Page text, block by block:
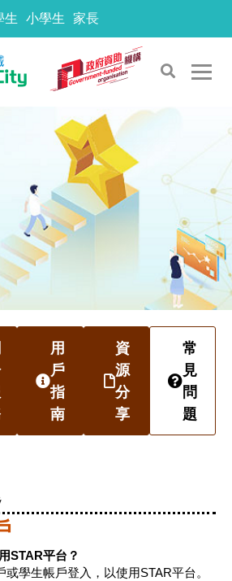
生 小學生 家長
用
戶
指
南
資
源
分
享
常
見
問
題
STAR平台？
學生帳戶登入，以使用STAR平台。